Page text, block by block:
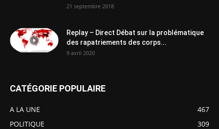
21 septembre 2018
Replay – Direct Débat sur la problématique
des rapatriements des corps...
9 avril 2020
CATÉGORIE POPULAIRE
A LA UNE
467
POLITIQUE
309